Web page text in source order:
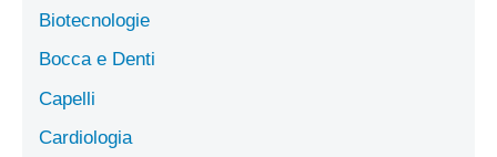
Biotecnologie
Bocca e Denti
Capelli
Cardiologia